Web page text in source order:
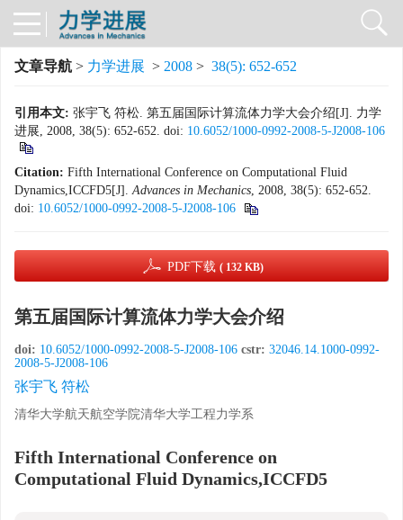
文章导航 > 力学进展 > 2008 > 38(5): 652-652
引用本文: 张宇飞 符松. 第五届国际计算流体力学大会介绍[J]. 力学
进展, 2008, 38(5): 652-652. doi: 10.6052/1000-0992-2008-5-J2008-106
Citation: Fifth International Conference on Computational Fluid
Dynamics,ICCFD5[J].Advances in Mechanics, 2008, 38(5): 652-652.
doi: 10.6052/1000-0992-2008-5-J2008-106
PDF下载 ( 132 KB)
第五届国际计算流体力学大会介绍
doi: 10.6052/1000-0992-2008-5-J2008-106 cstr: 32046.14.1000-0992-
2008-5-J2008-106
张宇飞 符松
清华大学航天航空学院清华大学工程力学系
Fifth International Conference on
Computational Fluid Dynamics,ICCFD5